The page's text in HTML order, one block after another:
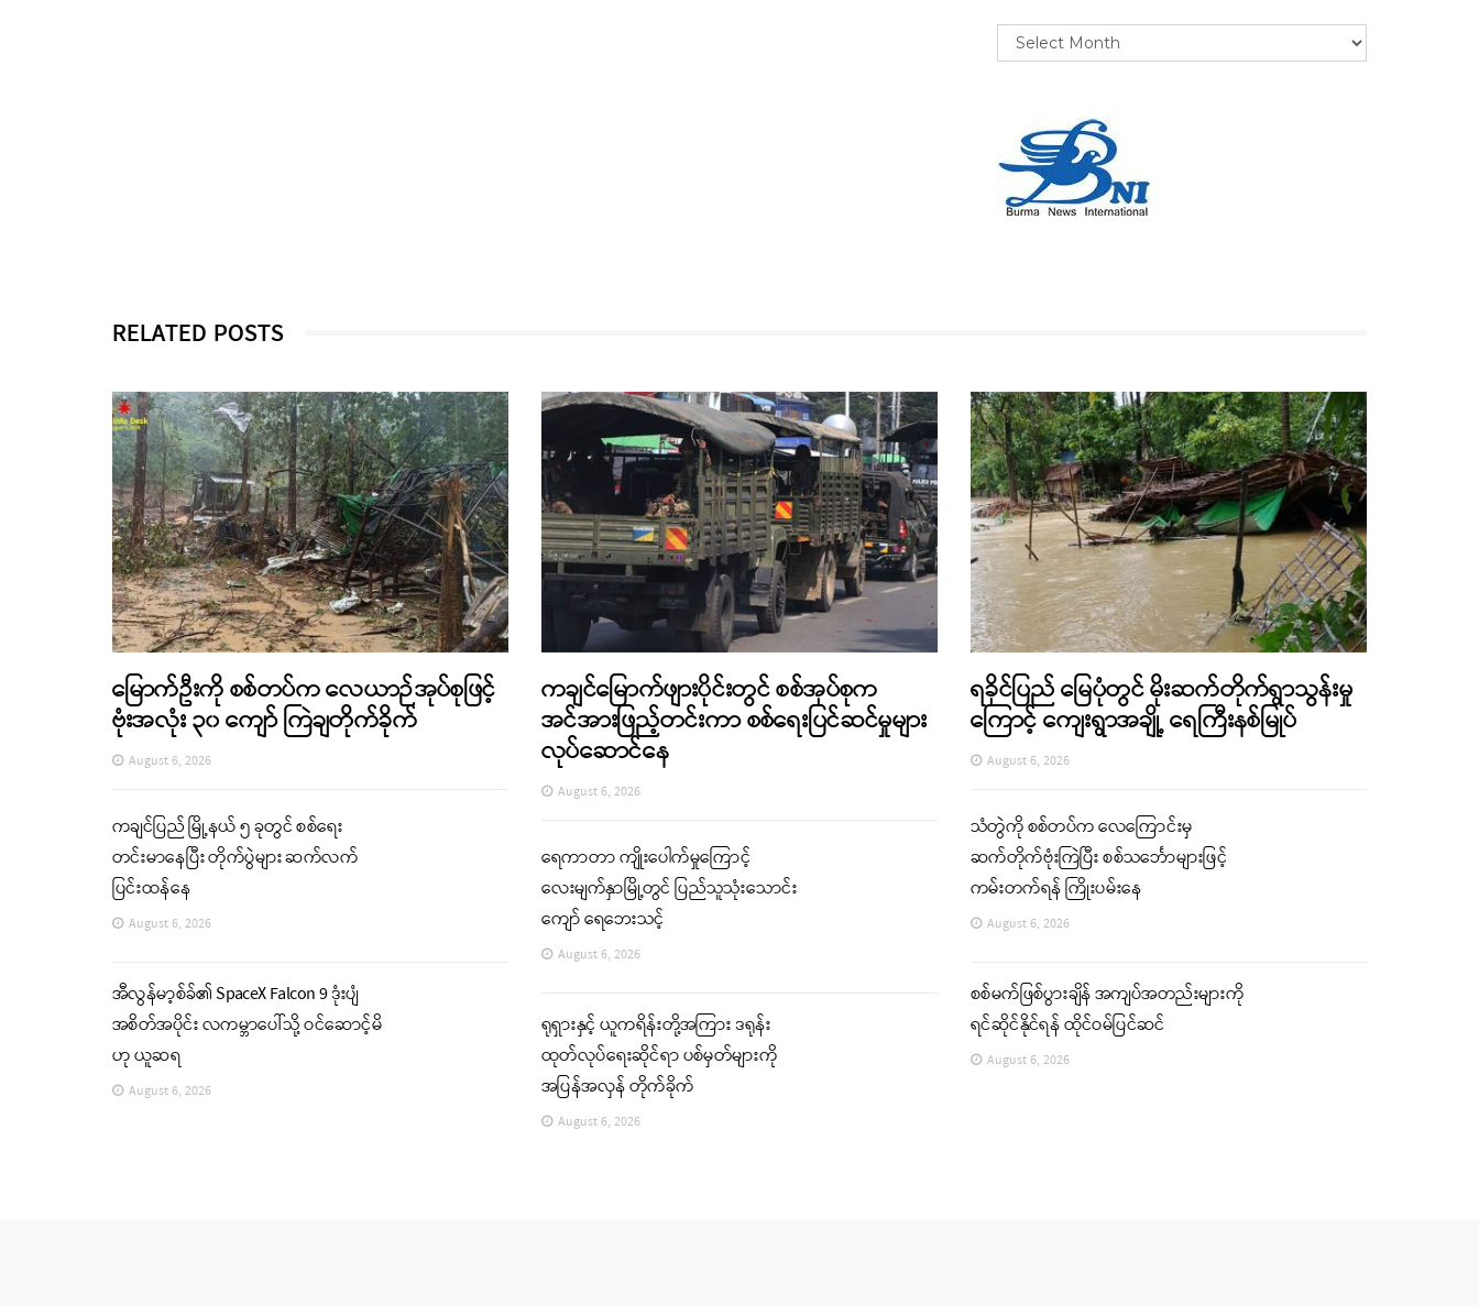
RELATED POSTS
မြောက်ဦးကို စစ်တပ်က လေယာဉ်အုပ်စုဖြင့်
ဗုံးအလုံး ၃၀ ကျော် ကြဲချတိုက်ခိုက်
August 6, 2026
ကချင်ပြည် မြို့နယ် ၅ ခုတွင် စစ်ရေး
တင်းမာနေပြီး တိုက်ပွဲများ ဆက်လက်
ပြင်းထန်နေ
August 6, 2026
အီလွန်မာ့စ်ခ်၏ SpaceX Falcon 9 ဒုံးပျံ
အစိတ်အပိုင်း လကမ္ဘာပေါ်သို့ ဝင်ဆောင့်မိ
ဟု ယူဆရ
August 6, 2026
ကချင်မြောက်ဖျားပိုင်းတွင် စစ်အုပ်စုက
အင်အားဖြည့်တင်းကာ စစ်ရေးပြင်ဆင်မှုများ
လုပ်ဆောင်နေ
August 6, 2026
ရေကာတာ ကျိုးပေါက်မှုကြောင့်
လေးမျက်နှာမြို့တွင် ပြည်သူသုံးသောင်း
ကျော် ရေဘေးသင့်
August 6, 2026
ရုရှားနှင့် ယူကရိန်းတို့အကြား ဒရုန်း
ထုတ်လုပ်ရေးဆိုင်ရာ ပစ်မှတ်များကို
အပြန်အလှန် တိုက်ခိုက်
August 6, 2026
ရခိုင်ပြည် မြေပုံတွင် မိုးဆက်တိုက်ရွာသွန်းမှု
ကြောင့် ကျေးရွာအချို့ ရေကြီးနစ်မြုပ်
August 6, 2026
သံတွဲကို စစ်တပ်က လေကြောင်းမှ
ဆက်တိုက်ဗုံးကြဲပြီး စစ်သင်္ဘောများဖြင့်
ကမ်းတက်ရန် ကြိုးပမ်းနေ
August 6, 2026
စစ်မက်ဖြစ်ပွားချိန် အကျပ်အတည်းများကို
ရင်ဆိုင်နိုင်ရန် ထိုင်ဝမ်ပြင်ဆင်
August 6, 2026